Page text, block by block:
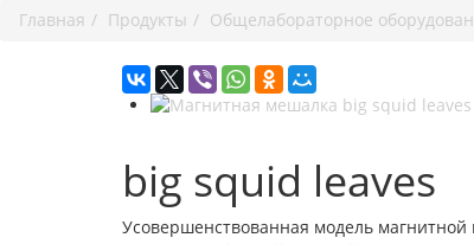
Главная Продукты Общелабораторное
big squid leaves
Усовершенствованная модель